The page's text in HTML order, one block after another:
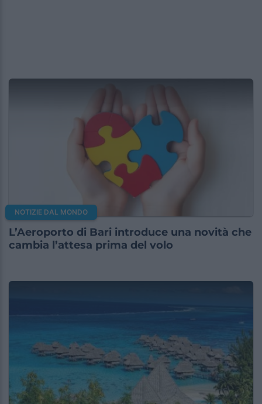
NOTIZIE DAL MONDO
L’Aeroporto di Bari introduce una novità che
cambia l’attesa prima del volo